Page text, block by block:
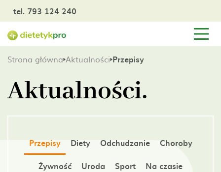
tel. 793 124 240
Strona główna Aktualności Przepisy
Aktualności.
Przepisy Diety Odchudzanie
Choroby
Żywność
Uroda Sport
Na czasie